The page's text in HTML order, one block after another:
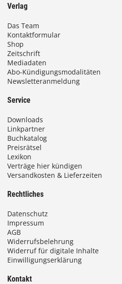
€
Verlag
Das Team
Kontaktformular
Shop
Zeitschrift
Mediadaten
Abo-Kündigungsmodalitäten
Newsletteranmeldung
Service
Downloads
Linkpartner
Buchkatalog
Preisrätsel
Lexikon
Verträge hier kündigen
Versandkosten & Lieferzeiten
Rechtliches
Datenschutz
Impressum
AGB
Widerrufsbelehrung
Widerruf für digitale Inhalte
Einwilligungserklärung
Kontakt